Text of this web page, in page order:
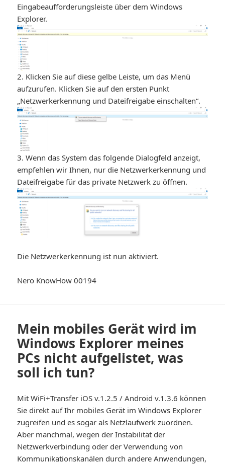
Eingabeaufforderungsleiste über dem Windows
Explorer.
2. Klicken Sie auf diese gelbe Leiste, um das Menü
aufzurufen. Klicken Sie auf den ersten Punkt
„Netzwerkerkennung und Dateifreigabe einschalten“.
3. Wenn das System das folgende Dialogfeld anzeigt,
empfehlen wir Ihnen, nur die Netzwerkerkennung und
Dateifreigabe für das private Netzwerk zu öffnen.
Die Netzwerkerkennung ist nun aktiviert.
Nero KnowHow 00194
Mein mobiles Gerät wird im
Windows Explorer meines
PCs nicht aufgelistet, was
soll ich tun?
Mit WiFi+Transfer iOS v.1.2.5 / Android v.1.3.6 können
Sie direkt auf Ihr mobiles Gerät im Windows Explorer
zugreifen und es sogar als Netzlaufwerk zuordnen.
Aber manchmal, wegen der Instabilität der
Netzwerkverbindung oder der Verwendung von
Kommunikationskanälen durch andere Anwendungen,